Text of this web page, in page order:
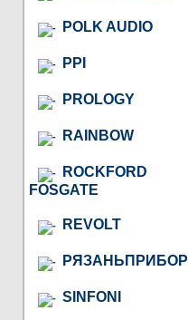
POLK AUDIO
PPI
PROLOGY
RAINBOW
ROCKFORD
FOSGATE
REVOLT
РЯЗАНЬПРИБОР
SINFONI